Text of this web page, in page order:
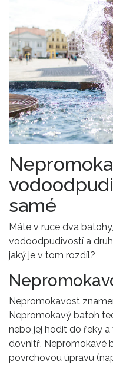
samé
Máte v ruce dva
vodoodpudivostí a
jaký je v tom rozdíl?
Nepromokavost
Nepromokavý batoh
nebo jej hodit do řeky
dovnitř. Nepromokavé
povrchovou úpravu